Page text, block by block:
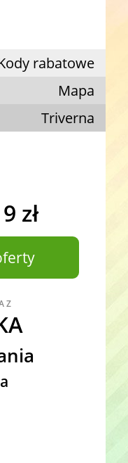
rabatowe
Mapa
Triverna
zł
Z